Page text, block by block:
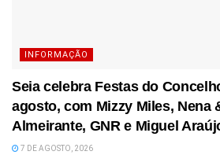
INFORMAÇÃO
Seia celebra Festas do
agosto, com Mizzy Miles, Nena
Almeirante, GNR e Miguel
7 DE AGOSTO, 2026